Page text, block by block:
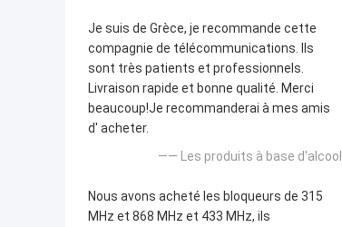
Je suis de Grèce, je recommande cette
compagnie de télécommunications. Ils
sont très patients et professionnels.
Livraison rapide et bonne qualité. Merci
beaucoup!Je recommanderai à mes amis
d' acheter.
—— Les produits à base d'alcool
Nous avons acheté les bloqueurs de 315
MHz et 868 MHz et 433 MHz, ils